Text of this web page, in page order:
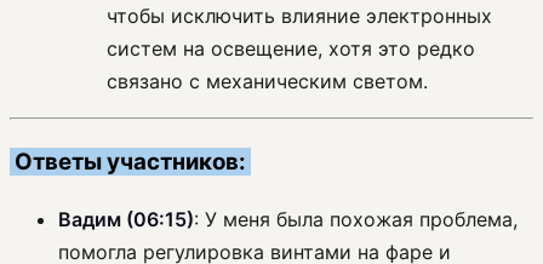
чтобы исключить влияние электронных
систем на освещение, хотя это редко
связано с механическим светом.
Ответы участников:
Вадим (06:15): У меня была похожая проблема,
помогла регулировка винтами на фаре и